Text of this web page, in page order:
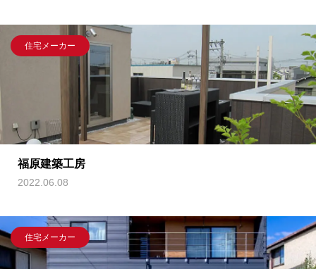
住宅メーカー
福原建築工房
2022.06.08
住宅メーカー